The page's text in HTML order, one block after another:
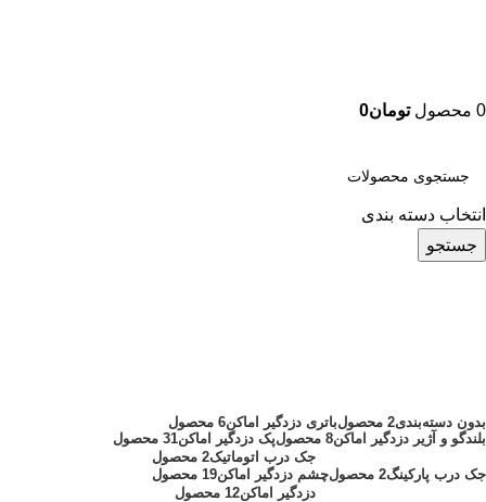
0 محصول تومان0
انتخاب دسته بندی
جستجو
بدون دسته‌بندی2 محصول باتری دزدگیر اماکن6 محصول
بلندگو و آژیر دزدگیر اماکن8 محصول پک دزدگیر اماکن31 محصول
جک درب اتوماتیک2 محصول
جک درب پارکینگ2 محصول چشم دزدگیر اماکن19 محصول
دزدگیر اماکن12 محصول